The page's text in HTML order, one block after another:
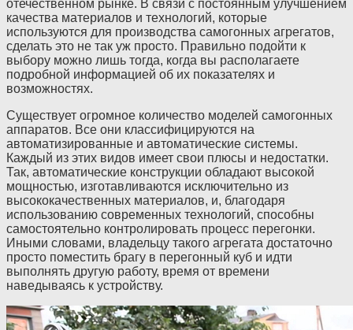
отечественном рынке. В связи с постоянным улучшением
качества материалов и технологий, которые
используются для производства самогонных агрегатов,
сделать это не так уж просто. Правильно подойти к
выбору можно лишь тогда, когда вы располагаете
подробной информацией об их показателях и
возможностях.
Существует огромное количество моделей самогонных
аппаратов. Все они классифицируются на
автоматизированные и автоматические системы.
Каждый из этих видов имеет свои плюсы и недостатки.
Так, автоматические конструкции обладают высокой
мощностью, изготавливаются исключительно из
высококачественных материалов, и, благодаря
использованию современных технологий, способны
самостоятельно контролировать процесс перегонки.
Иными словами, владельцу такого агрегата достаточно
просто поместить брагу в перегонный куб и идти
выполнять другую работу, время от времени
наведываясь к устройству.